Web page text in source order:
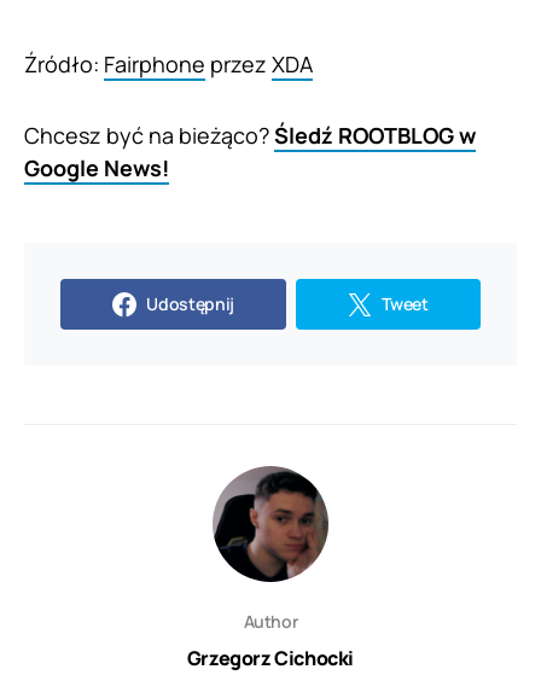
Źródło: Fairphone przez XDA
Chcesz być na bieżąco?Śledź ROOTBLOG w
Google News!
Udostępnij Tweet
Author
Grzegorz Cichocki